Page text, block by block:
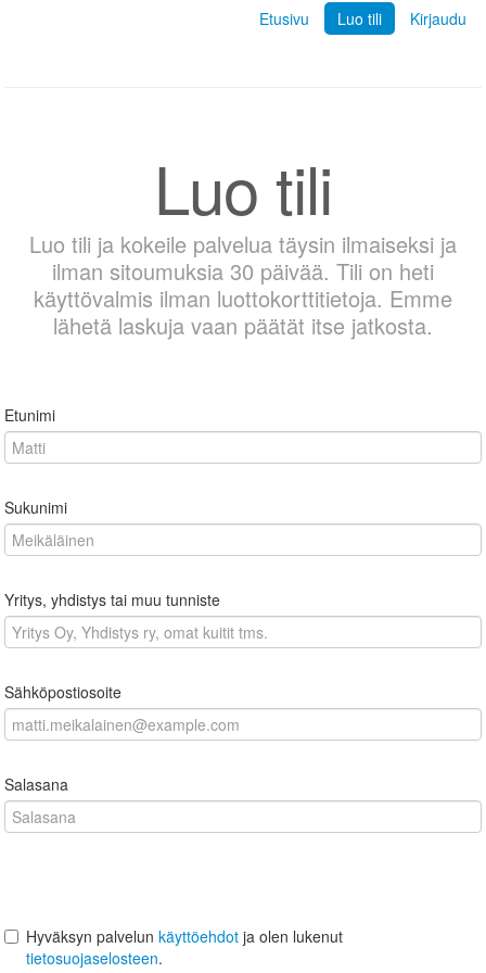
Etusivu Luo tili Kirjaudu
Luo tili
Luo tili ja kokeile palvelua täysin ilmaiseksi ja
ilman sitoumuksia 30 päivää. Tili on heti
käyttövalmis ilman luottokorttitietoja. Emme
lähetä laskuja vaan päätät itse jatkosta.
Etunimi
Sukunimi
Yritys, yhdistys tai muu tunniste
Sähköpostiosoite
Salasana
Hyväksyn palvelun käyttöehdot ja olen lukenut
tietosuojaselosteen.